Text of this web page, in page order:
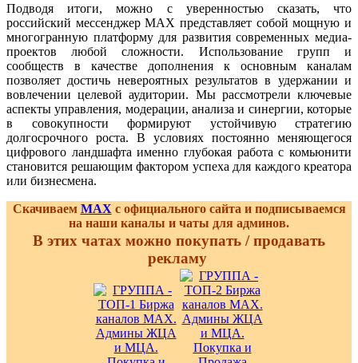
Подводя итоги, можно с уверенностью сказать, что
российский мессенджер MAX представляет собой мощную и
многогранную платформу для развития современных медиа-
проектов любой сложности. Использование групп и
сообществ в качестве дополнения к основным каналам
позволяет достичь невероятных результатов в удержании и
вовлечении целевой аудитории. Мы рассмотрели ключевые
аспекты управления, модерации, анализа и синергии, которые
в совокупности формируют устойчивую стратегию
долгосрочного роста. В условиях постоянно меняющегося
цифрового ландшафта именно глубокая работа с комьюнити
становится решающим фактором успеха для каждого креатора
или бизнесмена.
Скачиваем MAX с официального сайта и подписываемся
на наши каналы и чаты для админов.
В этих чатах можно покупать / продавать
рекламу